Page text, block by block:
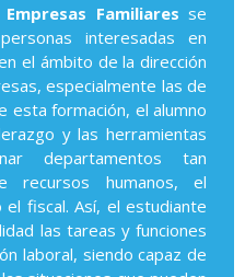
Familiares se
interesadas en
el ámbito de la dirección
especialmente las de
esta formación, el alumno
y las herramientas
departamentos tan
recursos humanos, el
fiscal. Así, el estudiante
las tareas y funciones
laboral, siendo capaz de